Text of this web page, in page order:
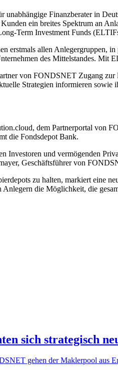
Finanzberater in
ein breites Spektrum an
Term Investment Funds
erstmals allen Anlegergruppen,
des Mittelstandes.
von FONDSNET Zugang
Strategien informieren
dem Partnerportal von
die Fondsdepot Bank.
Investoren und vermögenden
Geschäftsführer von
zu halten, markiert eine
die Möglichkeit, die
sich strategisch
gehen der Maklerpool aus